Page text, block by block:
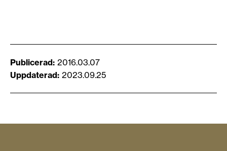
Publicerad 2016.03.07
Uppdaterad 2023.09.25